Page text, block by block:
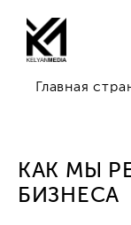
Главная
КАК МЫ
БИЗНЕСА